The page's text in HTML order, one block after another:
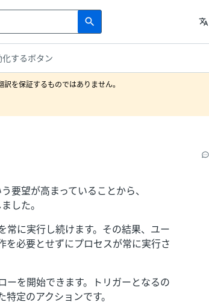
search
Search 言語
translate
するボタン
を保証するものではありません。
要望が高まっていることから、
した。
常に実行し続けます。その結果、ユー
必要とせずにプロセスが常に実行さ
ーを開始できます。トリガーとなるの
定のアクションです。